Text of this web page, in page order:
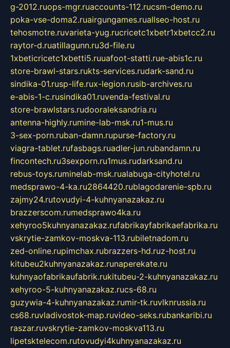
g-2012.ruops-mgr.ruaccounts-112.rucsm-demo.ru
poka-vse-doma2.ruairgungames.ruallseo-host.ru
tehosmotre.ruvarieta-yug.rucricetc1xbetr1xbetcc2.ru
raytor-d.ruatillagunn.ru3d-file.ru
1xbeticricetc1xbetti5.ruuafoot-statti.rue-abis1c.ru
store-brawl-stars.rukts-services.rudark-sand.ru
sindika-01.rusp-life.rux-legion.rusib-archives.ru
e-abis-1-c.rusindika01.ruvenda-festival.ru
store-brawlstars.rudooraleksandria.ru
antenna-highly.rumine-lab-msk.ru1-mus.ru
3-sex-porn.ruban-damn.rupurse-factory.ru
viagra-tablet.rufasbags.ruadler-jun.rubandamn.ru
fincontech.ru3sexporn.ru1mus.rudarksand.ru
rebus-toys.ruminelab-msk.rualabuga-cityhotel.ru
medsprawo-4-ka.ru2864420.rublagodarenie-spb.ru
zajmy24.rutovudyi-4-kuhnyanazakaz.ru
brazzerscom.rumedsprawo4ka.ru
xehyroo5kuhnyanazakaz.rufabrikayfabrikaefabrika.ru
vskrytie-zamkov-moskva-113.rubiletnadom.ru
zed-online.rupimchax.rubrazzers-hd.ruz-host.ru
kitubeu2kuhnyanazakaz.runaperekate.ru
kuhnyaofabrikaufabrik.rukitubeu-2-kuhnyanazakaz.ru
xehyroo-5-kuhnyanazakaz.rucs-68.ru
guzywia-4-kuhnyanazakaz.rumir-tk.ruvlknrussia.ru
cs68.ruvladivostok-map.ruvideo-seks.rubankaribi.ru
raszar.ruvskrytie-zamkov-moskva113.ru
lipetsktelecom.rutovudyi4kuhnyanazakaz.ru